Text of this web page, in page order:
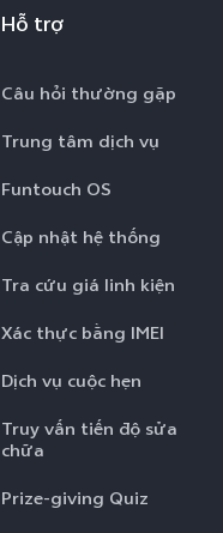
Hỗ trợ
Câu hỏi thường gặp
Trung tâm dịch vụ
Funtouch OS
Cập nhật hệ thống
Tra cứu giá linh kiện
Xác thực bằng IMEI
Dịch vụ cuộc hẹn
Truy vấn tiến độ sửa
chữa
Prize-giving Quiz